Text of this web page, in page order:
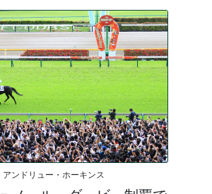
アンドリュー・ホーキンス